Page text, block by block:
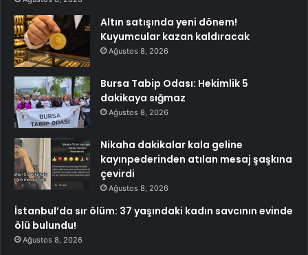
Altın satışında yeni dönem!
Kuyumcular kazan kaldıracak
Ağustos 8, 2026
Bursa Tabip Odası: Hekimlik 5
dakikaya sığmaz
Ağustos 8, 2026
Nikaha dakikalar kala geline
kayınpederinden atılan mesaj şaşkına
çevirdi
Ağustos 8, 2026
İstanbul’da sır ölüm: 37 yaşındaki kadın savcının evinde
ölü bulundu!
Ağustos 8, 2026